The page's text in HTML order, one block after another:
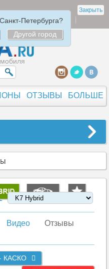
Закрыть
Петербурга?
Другой город
Авторизация
ОТЗЫВЫ БОЛЬШЕ
Видео
Отзывы
КАСКО